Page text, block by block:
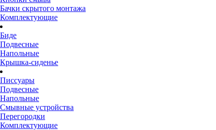
Бачки скрытого монтажа
Комплектующие
Биде
Подвесные
Напольные
Крышка-сиденье
Писсуары
Подвесные
Напольные
Смывные устройства
Перегородки
Комплектующие